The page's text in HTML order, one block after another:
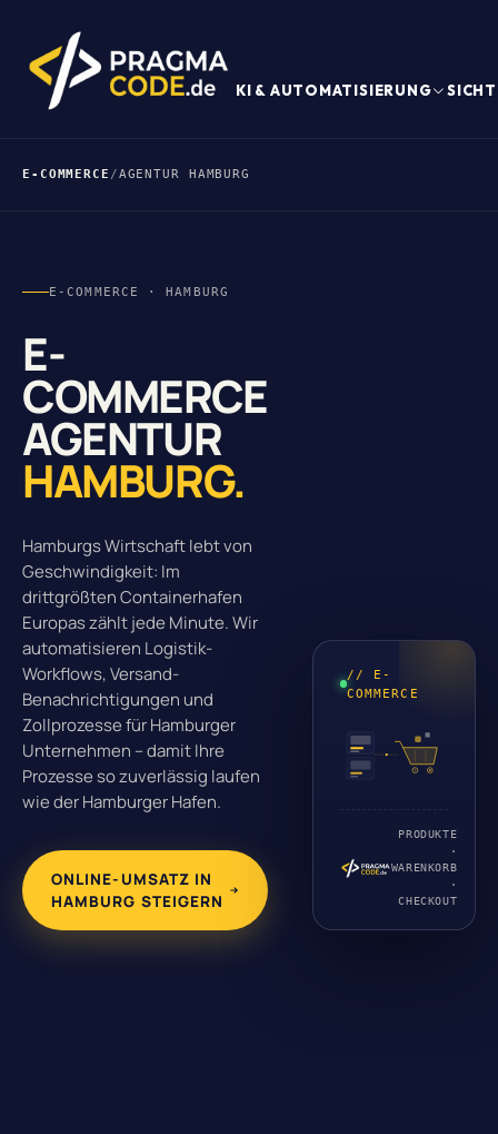
KI & AUTOMATISIERUNG
E-COMMERCE /AGENTUR HAMBURG
E-COMMERCE · HAMBURG
E-
COMMERCE
AGENTUR
HAMBURG.
Hamburgs Wirtschaft lebt von
Geschwindigkeit: Im
drittgrößten Containerhafen
Europas zählt jede Minute. Wir
automatisieren Logistik-
Workflows, Versand-
Benachrichtigungen und
Zollprozesse für Hamburger
Unternehmen – damit Ihre
Prozesse so zuverlässig laufen
wie der Hamburger Hafen.
ONLINE-UMSATZ IN
HAMBURG STEIGERN
// E-
COMMERCE
PRODUKTE
·
WARENKORB
·
CHECKOUT